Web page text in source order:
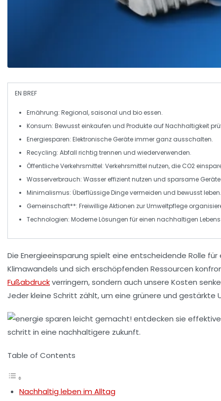
EN BREF
Ernährung: Regional, saisonal und bio essen.
Konsum: Bewusst einkaufen und Produkte aufNachhaltigkeit
Energiesparen: Elektronische Geräte immer ganz ausschalten.
Recycling: Abfall richtig trennen und wiederverwenden.
Öffentliche Verkehrsmittel: Verkehrsmittel nutzen, die CO2
Wasserverbrauch: Wasser effizient nutzen und sparsame
Minimalismus: Überflüssige Dinge vermeiden und bewusst leben.
Gemeinschaft**: Freiwillige Aktionen zurUmweltpflege
Technologien: Moderne Lösungen für einen nachhaltigen
Die Energieeinsparung spielt eine entscheidende Rolle für
Klimawandels und sich erschöpfenden Ressourcen
Fußabdruckverringern, sondern auch unsere Kosten
Jeder kleine Schritt zählt, um eine grünere und gestärkte
Table of Contents
Nachhaltig leben im Alltag